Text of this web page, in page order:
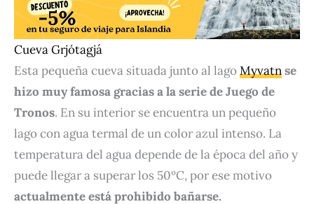
Cueva Grjótagjá
Esta pequeña cueva situada junto al lagoMyvatnse
hizo muy famosa gracias a la serie de Juego de
Tronos. En su interior se encuentra un pequeño
lago con agua termal de un color azul intenso. La
temperatura del agua depende de la época del año y
puede llegar a superar los 50ºC, por ese motivo
actualmente está prohibido bañarse.